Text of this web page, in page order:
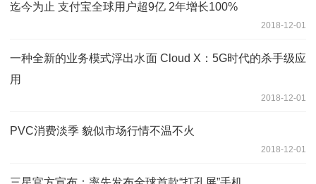
迄今为止 支付宝全球用户超9亿 2年增长100%
2018-12-01
一种全新的业务模式浮出水面 Cloud X：5G时代的杀手级应
用
2018-12-01
PVC消费淡季 貌似市场行情不温不火
2018-12-01